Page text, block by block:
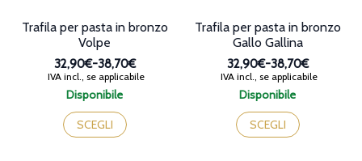
Disponibile
Trafila per pasta in bronzo
Volpe
32,90€-38,70€
Fascia
di
da
32,90€
IVA incl., se applicabile
SCEGLI
Questo
prodotto
ha
Disponibile
Trafila per pasta in bronzo
Gallo Gallina
32,90€-38,70€
Fascia
di
da
32,90€
IVA incl., se applicabile
SCEGLI
Questo
prodotto
ha